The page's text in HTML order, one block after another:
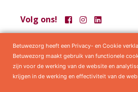
Volg ons!
Samenwerkingen Privacy statement
Betuwezorg heeft een Privacy- en Cookie
Betuwezorg maakt gebruik van functionele
zijn voor de werking van de website en
krijgen in de werking en effectiviteit van de